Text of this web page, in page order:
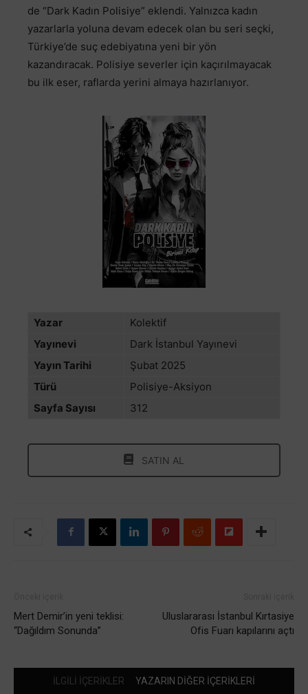
de “Dark Kadın Polisiye” eklendi. Yalnızca kadın
yazarlarla yoluna devam edecek olan bu seri seçki,
Türkiye’de suç edebiyatına yeni bir yön
kazandıracak. Polisiye severler için kaçırılmayacak
bu ilk eser, raflarda yerini almaya hazırlanıyor.
Yazar
Kolektif
Yayınevi
Dark İstanbul Yayınevi
Yayın Tarihi
Şubat 2025
Türü
Polisiye-Aksiyon
Sayfa Sayısı
312
SATIN AL
Mert Demir’in yeni teklisi:
“Dağıldım Sonunda”
Uluslararası İstanbul Kırtasiye
Ofis Fuarı kapılarını açtı
İLGİLİ İÇERİKLER YAZARIN DİĞER İÇERİKLERİ